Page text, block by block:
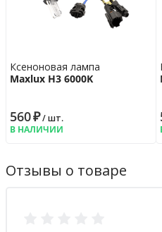
Ксеноновая лампа
Maxlux H3 6000K
560₽/ шт.
В НАЛИЧИИ
Отзывы о товаре